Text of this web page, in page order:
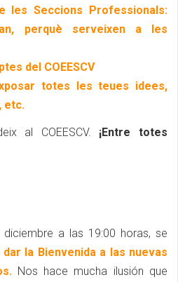
les Seccions Professionals:
perquè serveixen a les
del COEESCV
totes les teues idees,
etc.
al COEESCV. ¡Entre totes
a las 19:00 horas, se
la Bienvenida a las nuevas
Nos hace mucha ilusión que